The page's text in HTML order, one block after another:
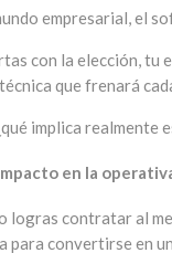
empresarial, el
con la elección, tu
que frenará
implica realmente
en la
logras contratar al
para convertirse en